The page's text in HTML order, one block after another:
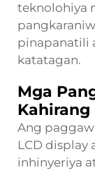
teknolohiya
pinapanatili
katatagan.
Mga
Ang
LCD display
inhinyeriya